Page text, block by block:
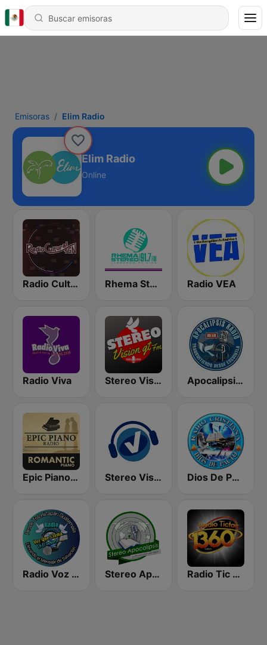
Emisoras Elim Radio
Elim Radio
Online
Radio Cultural TGN Rhema Stereo Radio VEA
Radio Viva Stereo Vision Apocalipsis Radio
Epic Piano - ROMANTIC PIANO Stereo Visión Guatemala Dios De Pacto
Radio Voz que Clama en el Desierto Stereo Apocalipsis Radio Tic Tac Guatemala